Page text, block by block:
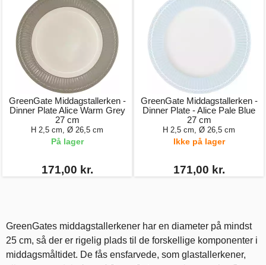
GreenGate Middagstallerken -
Dinner Plate Alice Warm Grey
27 cm
H 2,5 cm, Ø 26,5 cm
På lager
171,00 kr.
GreenGate Middagstallerken -
Dinner Plate - Alice Pale Blue
27 cm
H 2,5 cm, Ø 26,5 cm
Ikke på lager
171,00 kr.
GreenGates middagstallerkener har en diameter på mindst
25 cm, så der er rigelig plads til de forskellige komponenter i
middagsmåltidet. De fås ensfarvede, som glastallerkener,